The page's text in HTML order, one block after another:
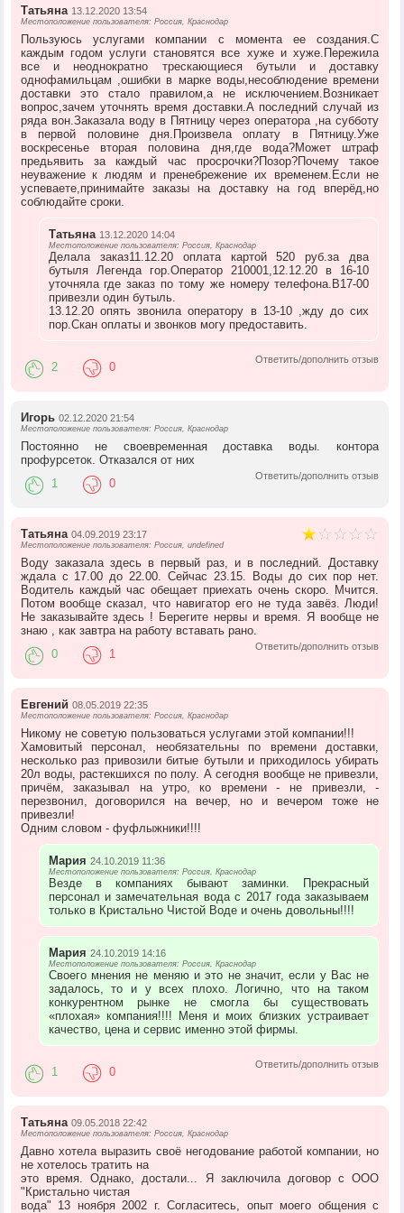
Татьяна 13.12.2020 13:54
Местоположение пользователя: Россия, Краснодар
Пользуюсь услугами компании с момента ее создания.С
каждым годом услуги становятся все хуже и хуже.Пережила
все и неоднократно трескающиеся бутыли и доставку
однофамильцам ,ошибки в марке воды,несоблюдение времени
доставки это стало правилом,а не исключением.Возникает
вопрос,зачем уточнять время доставки.А последний случай из
ряда вон.Заказала воду в Пятницу через оператора ,на субботу
в первой половине дня.Произвела оплату в Пятницу.Уже
воскресенье вторая половина дня,где вода?Может штраф
предьявить за каждый час просрочки?Позор?Почему такое
неуважение к людям и пренебрежение их временем.Если не
успеваете,принимайте заказы на доставку на год вперёд,но
соблюдайте сроки.
Татьяна 13.12.2020 14:04
Местоположение пользователя: Россия, Краснодар
Делала заказ11.12.20 оплата картой 520 руб.за два
бутыля Легенда гор.Оператор 210001,12.12.20 в 16-10
уточняла где заказ по тому же номеру телефона.В17-00
привезли один бутыль.
13.12.20 опять звонила оператору в 13-10 ,жду до сих
пор.Скан оплаты и звонков могу предоставить.
Ответить/дополнить отзыв
2 0
Игорь 02.12.2020 21:54
Местоположение пользователя: Россия, Краснодар
Постоянно не своевременная доставка воды. контора
профурсеток. Отказался от них
Ответить/дополнить отзыв
1 0
Татьяна 04.09.2019 23:17
Местоположение пользователя: Россия, undefined
Воду заказала здесь в первый раз, и в последний. Доставку
ждала с 17.00 до 22.00. Сейчас 23.15. Воды до сих пор нет.
Водитель каждый час обещает приехать очень скоро. Мчится.
Потом вообще сказал, что навигатор его не туда завёз. Люди!
Не заказывайте здесь ! Берегите нервы и время. Я вообще не
знаю , как завтра на работу вставать рано.
Ответить/дополнить отзыв
0 1
Евгений 08.05.2019 22:35
Местоположение пользователя: Россия, Краснодар
Никому не советую пользоваться услугами этой компании!!!
Хамовитый персонал, необязательны по времени доставки,
несколько раз привозили битые бутыли и приходилось убирать
20л воды, растекшихся по полу. А сегодня вообще не привезли,
причём, заказывал на утро, ко времени - не привезли, -
перезвонил, договорился на вечер, но и вечером тоже не
привезли!
Одним словом - фуфлыжники!!!!
Мария 24.10.2019 11:36
Местоположение пользователя: Россия, Краснодар
Везде в компаниях бывают заминки. Прекрасный
персонал и замечательная вода с 2017 года заказываем
только в Кристально Чистой Воде и очень довольны!!!!
Мария 24.10.2019 14:16
Местоположение пользователя: Россия, Краснодар
Своего мнения не меняю и это не значит, если у Вас не
задалось, то и у всех плохо. Логично, что на таком
конкурентном рынке не смогла бы существовать
«плохая» компания!!!! Меня и моих близких устраивает
качество, цена и сервис именно этой фирмы.
Ответить/дополнить отзыв
1 0
Татьяна 09.05.2018 22:42
Местоположение пользователя: Россия, Краснодар
Давно хотела выразить своё негодование работой компании, но
не хотелось тратить на
это время. Однако, достали... Я заключила договор с ООО
"Кристально чистая
вода" 13 ноября 2002 г. Согласитесь, опыт моего общения с